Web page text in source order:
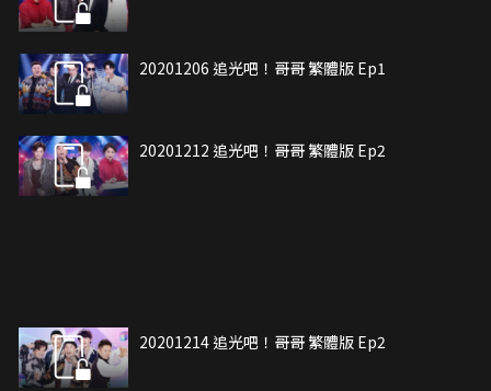
20201206 追光吧！哥哥 繁體版 Ep1
20201212 追光吧！哥哥 繁體版 Ep2
20201214 追光吧！哥哥 繁體版 Ep2